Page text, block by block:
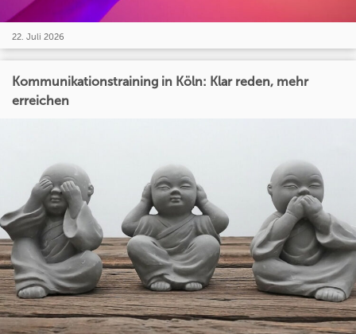
22. Juli 2026
Kommunikationstraining in Köln: Klar reden, mehr
erreichen